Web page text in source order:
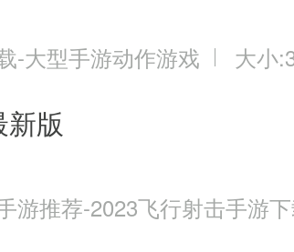
-大型手游动作游戏 大小
版
游推荐-2023飞行射击手游